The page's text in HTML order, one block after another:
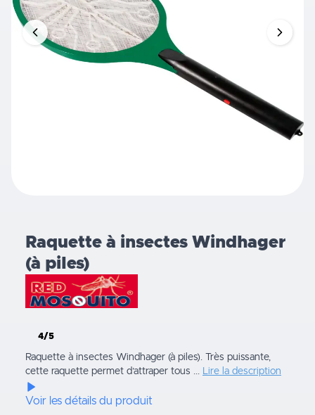
Raquette à insectes Windhager
(à piles)
4/5
Raquette à insectes Windhager (à piles). Très puissante,
cette raquette permet d’attraper tous ... Lire la description
Voir les détails du produit